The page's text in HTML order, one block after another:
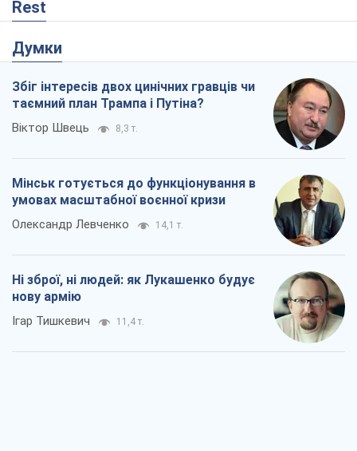
Rest
Думки
Збіг інтересів двох цинічних гравців чи
таємний план Трампа і Путіна?
Віктор Швець 8,3 т.
Мінськ готується до функціонування в
умовах масштабної воєнної кризи
Олександр Левченко 14,1 т.
Ні зброї, ні людей: як Лукашенко будує
нову армію
Ігар Тишкевич 11,4 т.